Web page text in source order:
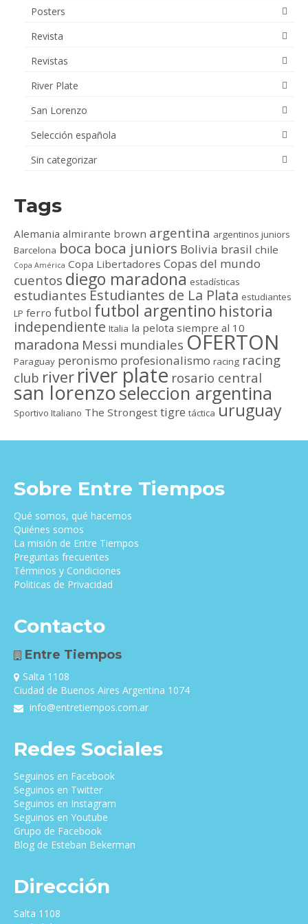
Posters
Revista
Revistas
River Plate
San Lorenzo
Selección española
Sin categorizar
Tags
Alemania almirante brown argentina argentinos juniors
Barcelona boca boca juniors Bolivia brasil chile
Copa América Copa Libertadores Copas del mundo
cuentos diego maradona estadísticas
estudiantes Estudiantes de La Plata estudiantes
LP ferro futbol futbol argentino historia
independiente Italia la pelota siempre al 10
maradona Messi mundiales OFERTON
Paraguay peronismo profesionalismo racing racing
club river river plate rosario central
san lorenzoseleccion argentina
Sportivo Italiano The Strongest tigre táctica uruguay
Sobre Entre Tiempos
Qué somos, qué hacemos
Quiénes somos
La misión de Entre Tiempos
Preguntas frecuentes
Términos y Condiciones
Politicas de Privacidad
Contacto
Entre Tiempos
Salta 1108
Ciudad de Buenos Aires Argentina 1074
info@entretiempos.com.ar
Redes Sociales
Seguinos en Facebook
Seguinos en Twitter
Seguinos en Instagram
Seguinos en Youtube
Grupo de Facebook
Blog de Esteban Bekerman
Dirección
Salta 1108